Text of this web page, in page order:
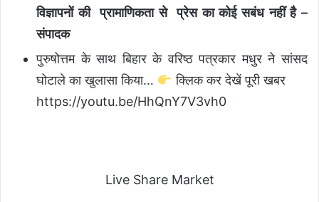
विज्ञापनों की प्रामाणिकता से प्रेस का कोई सबंध नहीं है –
संपादक
पुरुषोत्तम के साथ बिहार के वरिष्ठ पत्रकार मधुर ने सांसद
घोटाले का खुलासा किया…
क्लिक कर देखें पूरी खबर
https://youtu.be/HhQnY7V3vh0
Live Share Market